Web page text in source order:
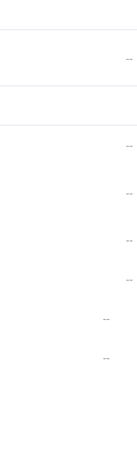
--
--
--
--
--
--
--